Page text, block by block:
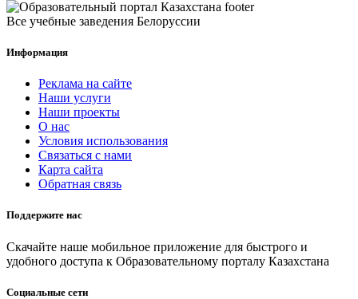
Все учебные заведения Белоруссии
Информация
Реклама на сайте
Наши услуги
Наши проекты
О нас
Условия использования
Связаться с нами
Карта сайта
Обратная связь
Поддержите нас
Скачайте наше мобильное приложение для быстрого и
удобного доступа к Образовательному порталу Казахстана
Социальные сети